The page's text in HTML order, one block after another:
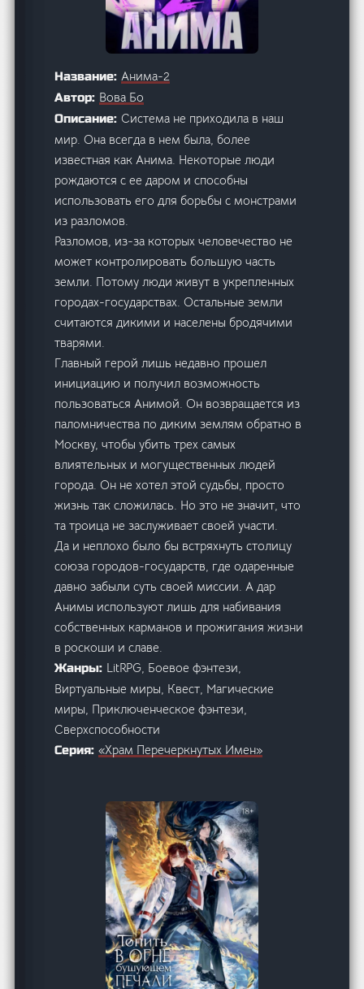
Название:Анима-2
Автор: Вова Бо
Описание:Система не приходила в наш
мир. Она всегда в нем была, более
известная как Анима. Некоторые люди
рождаются с ее даром и способны
использовать его для борьбы с монстрами
из разломов.
Разломов, из-за которых человечество не
может контролировать большую часть
земли. Потому люди живут в укрепленных
городах-государствах. Остальные земли
считаются дикими и населены бродячими
тварями.
Главный герой лишь недавно прошел
инициацию и получил возможность
пользоваться Анимой. Он возвращается из
паломничества по диким землям обратно в
Москву, чтобы убить трех самых
влиятельных и могущественных людей
города. Он не хотел этой судьбы, просто
жизнь так сложилась. Но это не значит, что
та троица не заслуживает своей участи.
Да и неплохо было бы встряхнуть столицу
союза городов-государств, где одаренные
давно забыли суть своей миссии. А дар
Анимы используют лишь для набивания
собственных карманов и прожигания жизни
в роскоши и славе.
Жанры: LitRPG, Боевое фэнтези,
Виртуальные миры, Квест, Магические
миры, Приключенческое фэнтези,
Сверхспособности
Серия:«Храм Перечеркнутых Имен»